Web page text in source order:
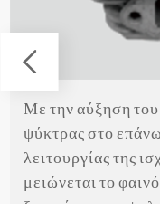
Με την αύξηση
ψύκτρας στο
λειτουργίας της
μειώνεται το